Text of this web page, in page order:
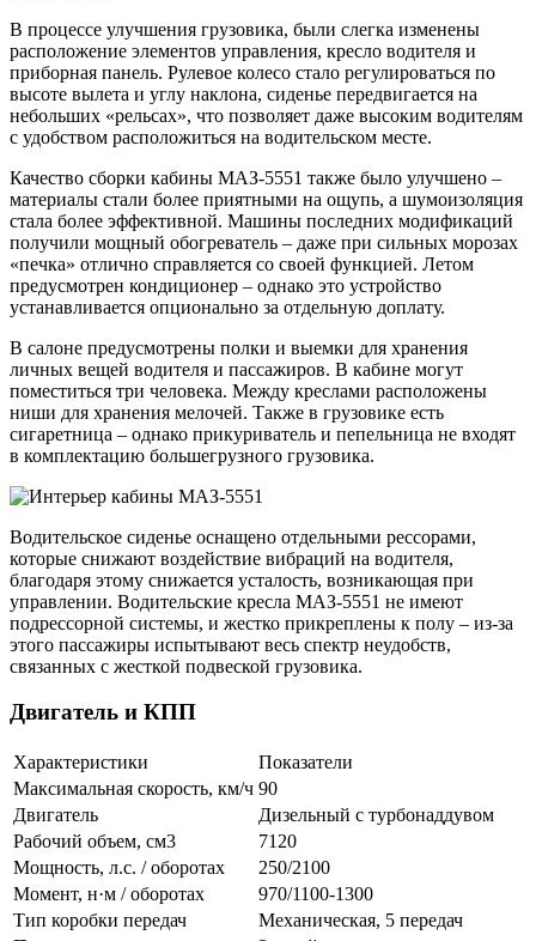
В процессе улучшения грузовика, были слегка изменены
расположение элементов управления, кресло водителя и
приборная панель. Рулевое колесо стало регулироваться по
высоте вылета и углу наклона, сиденье передвигается на
небольших «рельсах», что позволяет даже высоким водителям
с удобством расположиться на водительском месте.
Качество сборки кабины МАЗ-5551 также было улучшено –
материалы стали более приятными на ощупь, а шумоизоляция
стала более эффективной. Машины последних модификаций
получили мощный обогреватель – даже при сильных морозах
«печка» отлично справляется со своей функцией. Летом
предусмотрен кондиционер – однако это устройство
устанавливается опционально за отдельную доплату.
В салоне предусмотрены полки и выемки для хранения
личных вещей водителя и пассажиров. В кабине могут
поместиться три человека. Между креслами расположены
ниши для хранения мелочей. Также в грузовике есть
сигаретница – однако прикуриватель и пепельница не входят
в комплектацию большегрузного грузовика.
Водительское сиденье оснащено отдельными рессорами,
которые снижают воздействие вибраций на водителя,
благодаря этому снижается усталость, возникающая при
управлении. Водительские кресла МАЗ-5551 не имеют
подрессорной системы, и жестко прикреплены к полу – из-за
этого пассажиры испытывают весь спектр неудобств,
связанных с жесткой подвеской грузовика.
Двигатель и КПП
Характеристики
Показатели
Максимальная скорость, км/ч 90
Двигатель
Дизельный с турбонаддувом
Рабочий объем, см3
7120
Мощность, л.с. / оборотах
250/2100
Момент, н·м / оборотах
970/1100-1300
Тип коробки передач
Механическая, 5 передач